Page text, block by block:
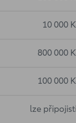
10 000
800 000
100 000
lze